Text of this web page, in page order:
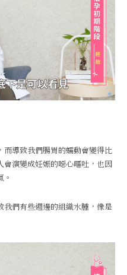
而導致我們腸胃的蠕動會變得比
演變成妊娠的噁心嘔吐，也因
們有些週邊的組織水腫，像是